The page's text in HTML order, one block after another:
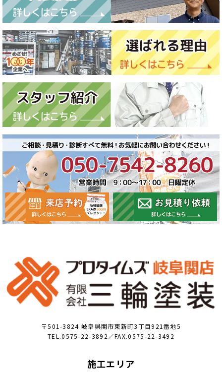
〒501-3824 岐阜県関市東新町3丁目921番地5
TEL.0575-22-3892／FAX.0575-22-3492
施工エリア